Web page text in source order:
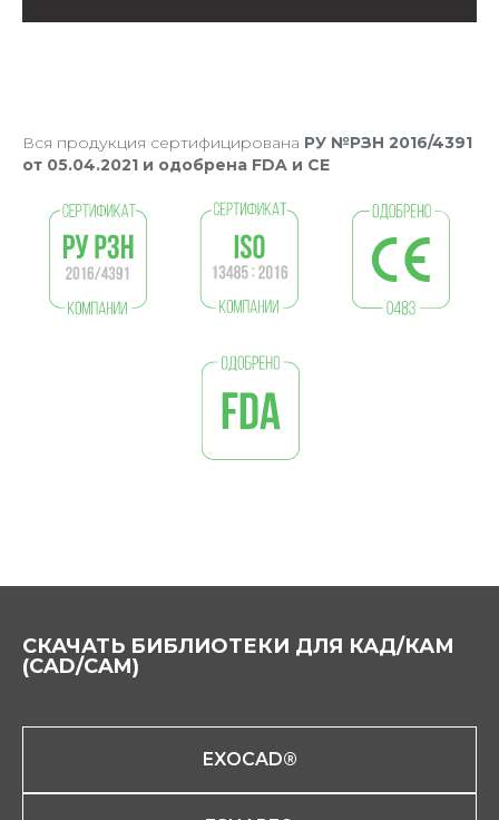
Вся продукция сертифицирована РУ №РЗН 2016/4391
от 05.04.2021 и одобрена FDA и CE
СКАЧАТЬ БИБЛИОТЕКИ ДЛЯ КАД/КАМ
(CAD/CAM)
EXOCAD®